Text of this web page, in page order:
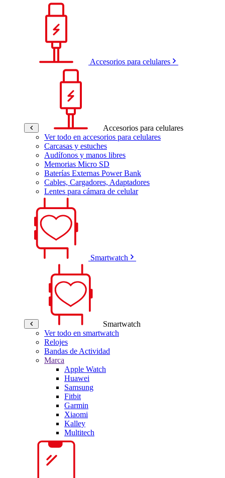
Accesorios para celulares
Accesorios para celulares
Ver todo en accesorios para celulares
Carcasas y estuches
Audífonos y manos libres
Memorias Micro SD
Baterías Externas Power Bank
Cables, Cargadores, Adaptadores
Lentes para cámara de celular
Smartwatch
Smartwatch
Ver todo en smartwatch
Relojes
Bandas de Actividad
Marca
Apple Watch
Huawei
Samsung
Fitbit
Garmin
Xiaomi
Kalley
Multitech